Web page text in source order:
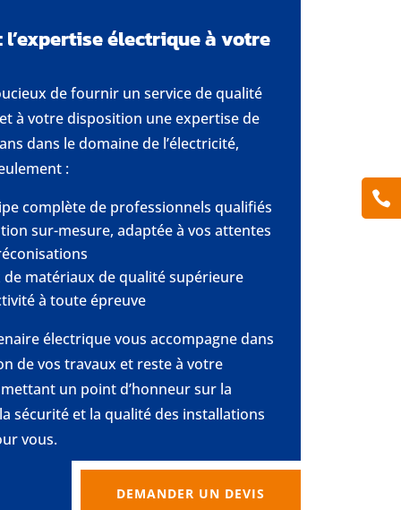
l’expertise électrique à votre
de fournir un service de qualité
à votre disposition une expertise de
dans le domaine de l’électricité,
:
complète de professionnels qualifiés
sur-mesure, adaptée à vos attentes
de matériaux de qualité supérieure
à toute épreuve
électrique vous accompagne dans
de vos travaux et reste à votre
un point d’honneur sur la
sécurité et la qualité des installations
vous.
DEMANDER UN DEVIS
